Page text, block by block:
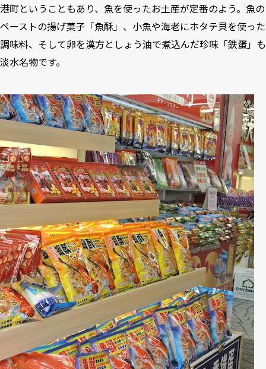
港町ということもあり、魚を使ったお土産が定番のよう。魚の
ペーストの揚げ菓子「魚酥」、小魚や海老にホタテ貝を使った
調味料、そして卵を漢方としょう油で煮込んだ珍味「鉄蛋」も
淡水名物です。